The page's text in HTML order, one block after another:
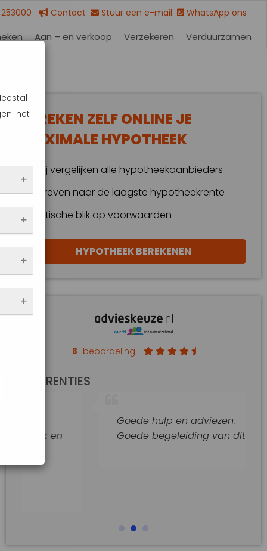
Contact Stuur een e-mail WhatsApp ons
Aan – en verkoop Verzekeren Verduurzamen
BEREKEN ZELF ONLINE JE
MAXIMALE HYPOTHEEK
Wij vergelijken alle hypotheekaanbieders
Streven naar de laagste hypotheekrente
Kritische blik op voorwaarden
HYPOTHEEK BEREKENEN
8 beoordeling
REFERENTIES
Goede hulp en adviezen.
Goede begeleiding van dit kantoor
het
op